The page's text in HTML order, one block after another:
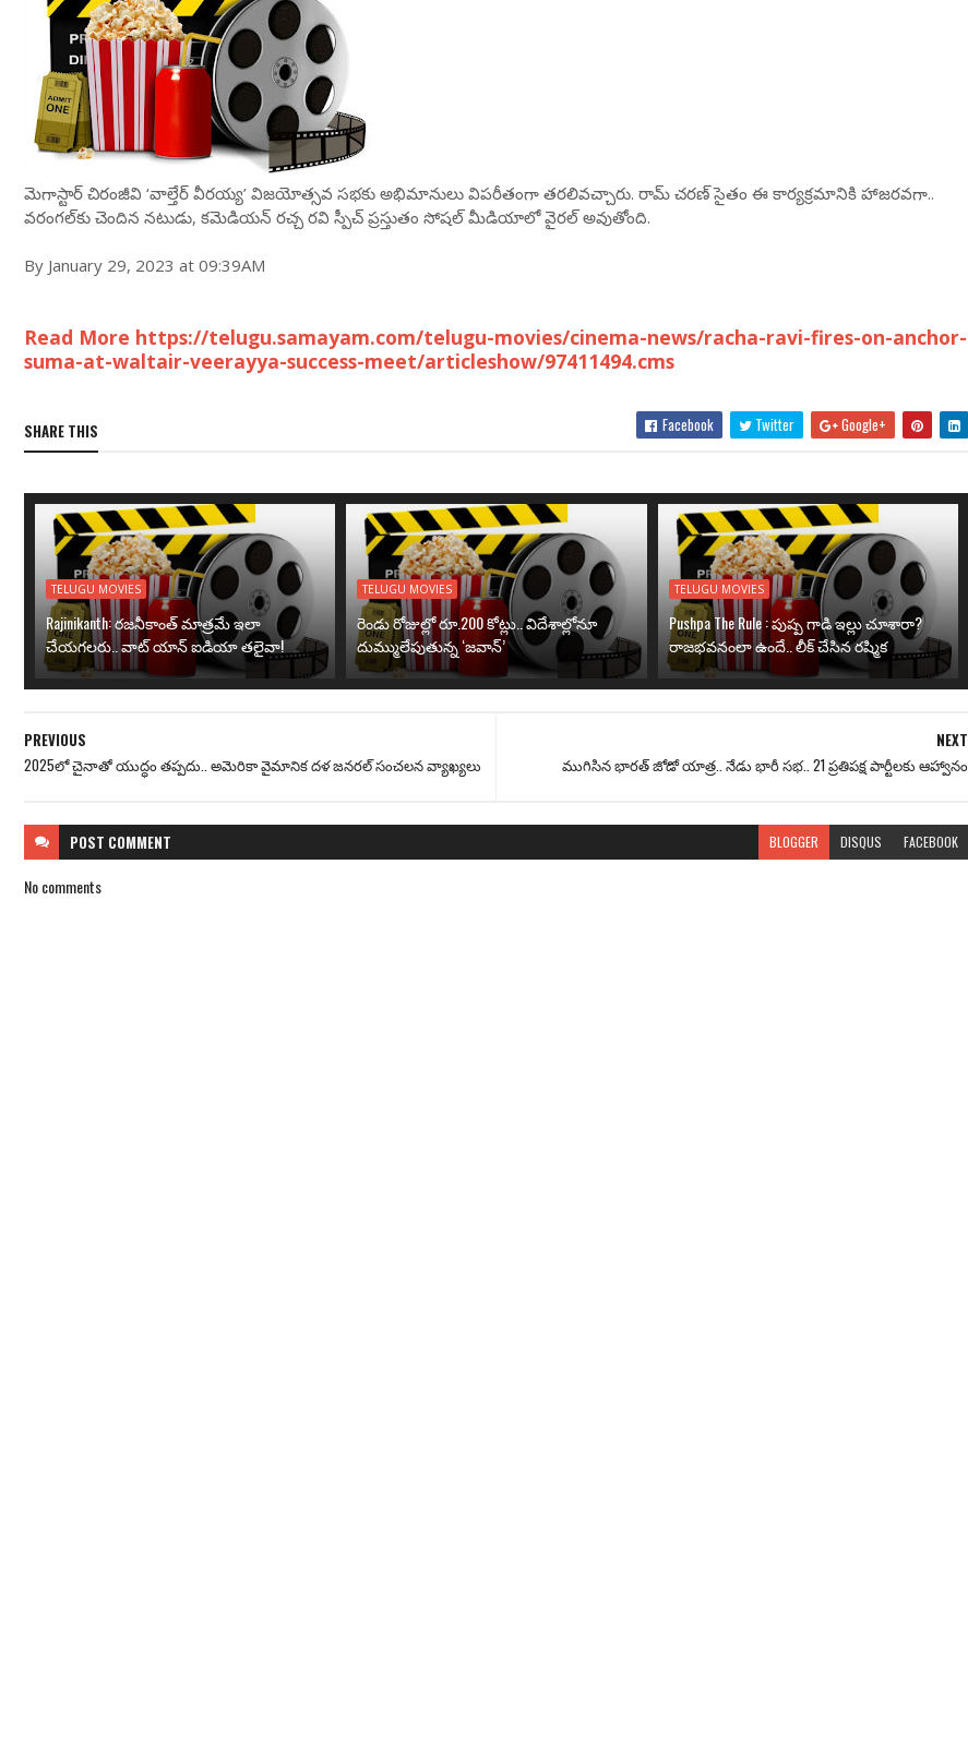
మెగాస్టార్ చిరంజీవి ‘వాల్తేర్ వీరయ్య’ విజయోత్సవ సభకు అభిమానులు విపరీతంగా తరలివచ్చారు. రామ్ చరణ్‌ సైతం ఈ కార్యక్రమానికి హాజరవగా..
వరంగల్‌కు చెందిన నటుడు, కమెడియన్ రచ్చ రవి స్పీచ్ ప్రస్తుతం సోషల్ మీడియాలో వైరల్ అవుతోంది.​
By January 29, 2023 at 09:39AM
Read More https://telugu.samayam.com/telugu-movies/cinema-news/racha-ravi-fires-on-anchor-
suma-at-waltair-veerayya-success-meet/articleshow/97411494.cms
SHARE THIS Facebook Twitter Google+
TELUGU MOVIES
Rajinikanth: రజనీకాంత్ మాత్రమే ఇలా
చేయగలరు.. వాట్ యాన్ ఐడియా తలైవా!
TELUGU MOVIES
రెండు రోజుల్లో రూ.200 కోట్లు.. విదేశాల్లోనూ
దుమ్ములేపుతున్న ‘జవాన్’
TELUGU MOVIES
Pushpa The Rule : పుష్ప గాడి ఇల్లు చూశారా?
రాజభవనంలా ఉందే.. లీక్ చేసిన రష్మిక
NEXT
ముగిసిన భారత్ జోడో యాత్ర.. నేడు భారీ సభ.. 21 ప్రతిపక్ష పార్టీలకు ఆహ్వానం
PREVIOUS
2025లో చైనాతో యుద్ధం తప్పదు.. అమెరికా వైమానిక దళ జనరల్ సంచలన వ్యాఖ్యలు
POST COMMENT BLOGGER DISQUS FACEBOOK
No comments